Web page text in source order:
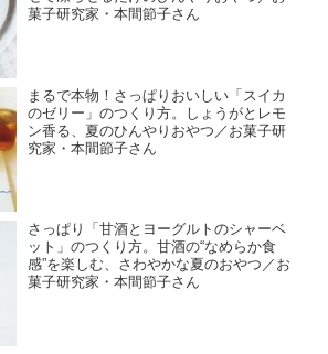
菓子研究家・本間節子さん
まるで本物！さっぱりおいしい「スイカ
のゼリー」のつくり方。しょうがとレモ
ン香る、夏のひんやりおやつ／お菓子研
究家・本間節子さん
さっぱり「甘酒とヨーグルトのシャーベ
ット」のつくり方。甘酒の“なめらか食
感”を楽しむ、さわやかな夏のおやつ／お
菓子研究家・本間節子さん